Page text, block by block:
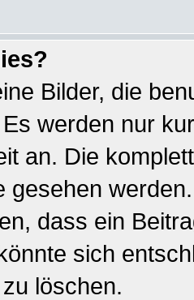
Bilder, die
werden nur
an. Die
gesehen
dass ein
sich
löschen.